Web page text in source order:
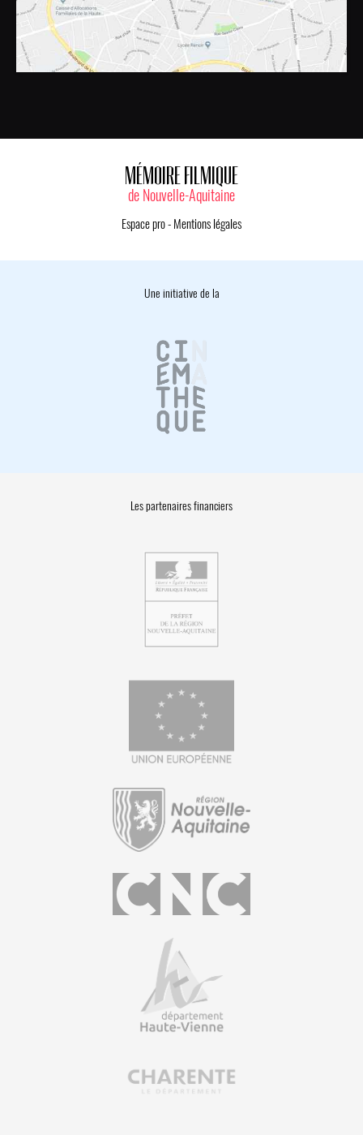
MÉMOIRE FILMIQUE
de Nouvelle-Aquitaine
Espace pro- Mentions légales
Une initiative de la
Les partenaires financiers